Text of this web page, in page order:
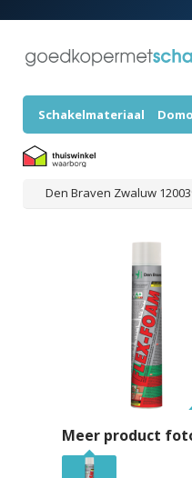
Schakelmateriaal
Den Braven Zwaluw
Meer product